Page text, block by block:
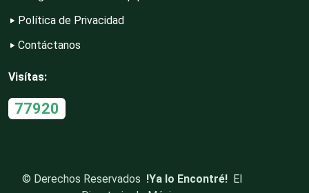
Control de Plagas
Política de Privacidad
Contáctanos
Visítas:
77920
© Derechos Reservados !Ya lo Encontré! El